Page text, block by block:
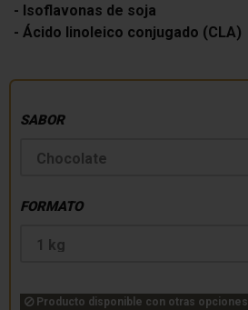
- Isoflavonas de soja
- Ácido linoleico conjugado (CLA)
SABOR
FORMATO
Producto disponible con otras opciones